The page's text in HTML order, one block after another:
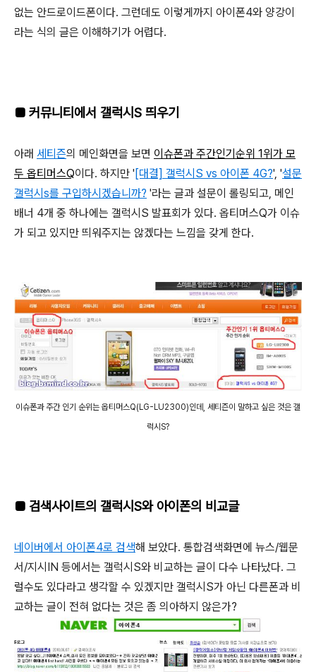
없는 안드로이드폰이다. 그런데도 이렇게까지 아이폰4와 양강이
라는 식의 글은 이해하기가 어렵다.
■ 커뮤니티에서 갤럭시S 띄우기
아래 세티즌의 메인화면을 보면 이슈폰과 주간인기순위 1위가 모
두 옵티머스Q이다. 하지만 ' [대결] 갤럭시S vs 아이폰 4G?', '설문
갤럭시s를 구입하시겠습니까? '라는 글과 설문이 롤링되고, 메인
배너 4개 중 하나에는 갤럭시S 발표회가 있다. 옵티머스Q가 이슈
가 되고 있지만 띄워주지는 않겠다는 느낌을 갖게 한다.
이슈폰과 주간 인기 순위는 옵티머스Q(LG-LU2300)인데, 세티즌이 말하고 싶은 것은 갤
럭시S?
■ 검색사이트의 갤럭시S와 아이폰의 비교글
네이버에서 아이폰4로 검색해 보았다. 통합검색화면에 뉴스/웹문
서/지시IN 등에서는 갤럭시S와 비교하는 글이 다수 나타났다. 그
럴수도 있다라고 생각할 수 있겠지만 갤럭시S가 아닌 다른폰과 비
교하는 글이 전혀 없다는 것은 좀 의아하지 않은가?